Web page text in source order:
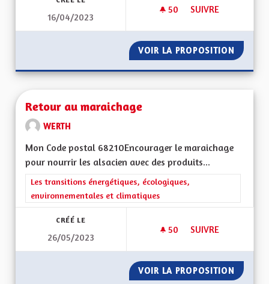
16/04/2023
50 50 ABONNÉS
SUIVRE
VOIR LA PROPOSITION
Retour au maraichage
WERTH
Mon Code postal 68210Encourager le maraichage
pour nourrir les alsacien avec des produits...
Filtrer les résultats de la catégorie : Les transitions
Les transitions énergétiques, écologiques,
environnementales et climatiques
CRÉÉ LE
26/05/2023
50 50 ABONNÉS
SUIVRE
VOIR LA PROPOSITION